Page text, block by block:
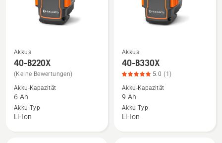
Mehr
Details
zu
40-
B220X
anzeigen
Akkus
40-B220X
(Keine Bewertungen)
Akku-Kapazität
6 Ah
Akku-Typ
Li-Ion
Mehr
Details
zu
40-
B330X
anzeigen,
Akkus
40-B330X
5.0 (1)
Akku-Kapazität
9 Ah
Akku-Typ
Li-Ion